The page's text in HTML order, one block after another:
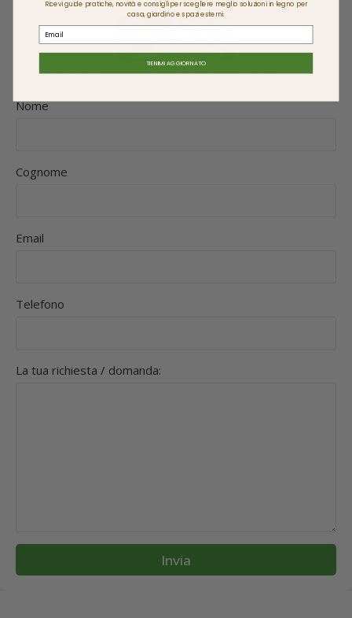
Contattaci per qualunque dubbio su questo prodotto, un
Nome
Cognome
Email
Telefono
La tua richiesta / domanda:
Invia
Ricevi guide pratiche, novità e consigli per scegliere meglio soluzioni in legno per
casa, giardino e spazi esterni.
TIENIMI AGGIORNATO